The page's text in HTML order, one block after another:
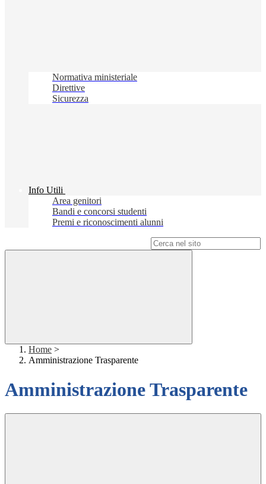
Normativa ministeriale
Direttive
Sicurezza
Info Utili
Area genitori
Bandi e concorsi studenti
Premi e riconoscimenti alunni
Home >
Amministrazione Trasparente
Amministrazione Trasparente